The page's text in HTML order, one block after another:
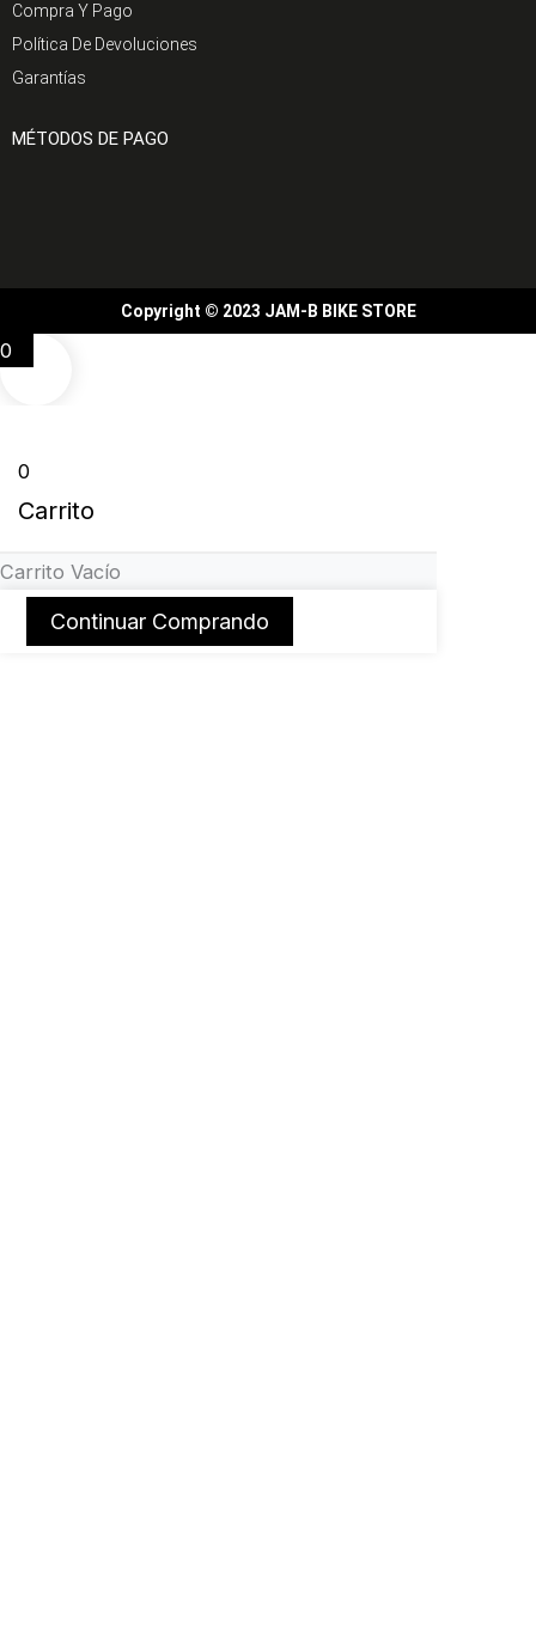
Compra Y Pago
Política De Devoluciones
Garantías
MÉTODOS DE PAGO
Copyright © 2023 JAM-B BIKE STORE
0
0
Carrito
Carrito Vacío
Continuar Comprando